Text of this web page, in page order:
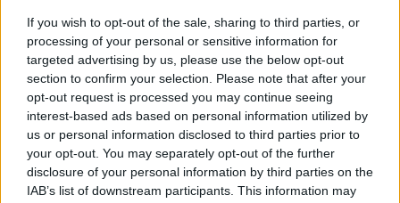
If you wish to opt-out of the sale, sharing to third parties, or
processing of your personal or sensitive information for
targeted advertising by us, please use the below opt-out
section to confirm your selection. Please note that after your
opt-out request is processed you may continue seeing
interest-based ads based on personal information utilized by
us or personal information disclosed to third parties prior to
your opt-out. You may separately opt-out of the further
disclosure of your personal information by third parties on the
IAB’s list of downstream participants. This information may
Πιστοποίηση Υπολογιστών σε 2
μέρες
Μάθε πρώτος όλες τις σημαντικές
ειδήσεις.